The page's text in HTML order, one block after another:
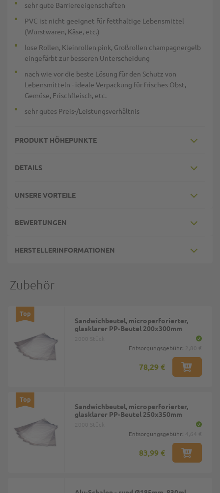
sehr gute Barriereeigenschaften
PVC ist nicht geeignet für fetthaltige Lebensmittel
(Wurstwaren, Käse, etc.)
lose Rollen, Kleinrollen pink, Großrollen champagnergelb
eingefärbt zur besseren Unterscheidung
nach wie vor die beste Lösung für den Schutz von
Lebensmitteln - ideale Verpackung für frisches Obst,
Gemüse, Frischfleisch, etc.
sehr gutes Preis-/Leistungsverhältnis
PRODUKT HÖHEPUNKTE
DETAILS
UNSERE VORTEILE
BEWERTUNGEN
HERSTELLERINFORMATIONEN
Zubehör
Top
Sandwichbeutel, microperforierter,
glasklarer PP-Beutel 200x300mm
Entsorgungsgebühr:
78,29 €
Top
Sandwichbeutel, microperforierter,
glasklarer PP-Beutel 250x350mm
Entsorgungsgebühr:
83,99 €